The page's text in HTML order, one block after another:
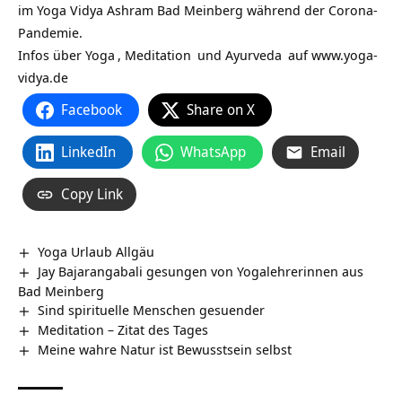
im Yoga Vidya Ashram Bad Meinberg während der Corona-
Pandemie.
Infos über Yoga , Meditation und Ayurveda aufwww.yoga-
vidya.de
Facebook Share on X
LinkedIn WhatsApp Email
Copy Link
Yoga Urlaub Allgäu
Jay Bajarangabali gesungen von Yogalehrerinnen aus
Bad Meinberg
Sind spirituelle Menschen gesuender
Meditation – Zitat des Tages
Meine wahre Natur ist Bewusstsein selbst